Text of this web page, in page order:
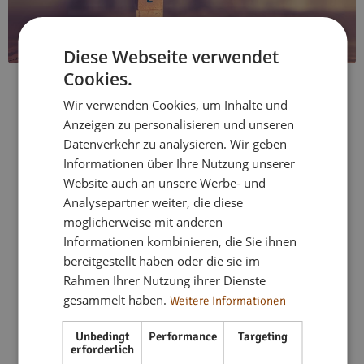
O elastycznym stylu życia
Od 2018 r.flex livingoferuje elastyczne, w pełni
umeblowane rozwiązania mieszkaniowe w całych
Niemczech. Dysponując ponad 333 mieszkaniami w ponad
40 lokalizacjach, oferujemy mieszkania dla instalatorów,
mieszkania wakacyjne i mieszkania współdzielone na każdą
potrzebę – zawsze nowoczesne, w pełni umeblowane i
gotowe do natychmiastowego zamieszkania. Dzięki naszej
silnej sieci ściśle współpracujemy z firmami, zespołami
projektowymi i inwestorami w nieruchomości, aby
realizować dostosowane do potrzeb koncepcje
mieszkaniowe. Nasza misja:
Komfortowe tymczasowe
Diese Webseite verwendet
Cookies.
Wir verwenden Cookies, um Inhalte und
Anzeigen zu personalisieren und unseren
Datenverkehr zu analysieren. Wir geben
Informationen über Ihre Nutzung unserer
Website auch an unsere Werbe- und
Analysepartner weiter, die diese
möglicherweise mit anderen
Informationen kombinieren, die Sie ihnen
bereitgestellt haben oder die sie im
Rahmen Ihrer Nutzung ihrer Dienste
gesammelt haben. Weitere Informationen
Unbedingt
erforderlich
Performance Targeting